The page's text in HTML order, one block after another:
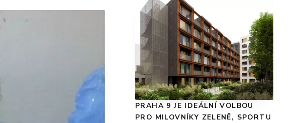
PRAHA 9 JE IDEÁLNÍ VOLBOU
PRO MILOVNÍKY ZELENĚ, SPORTU